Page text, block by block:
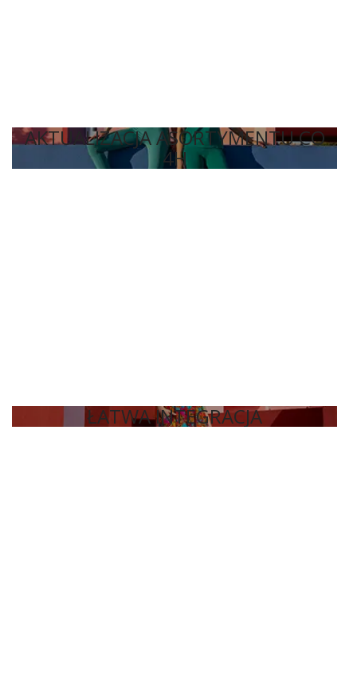
AKTUALIZACJA ASORTYMENTU CO
4H
ŁATWA INTEGRACJA